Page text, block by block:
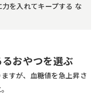
を入れてキープする な
おやつを選ぶ
すが、血糖値を急上昇さ